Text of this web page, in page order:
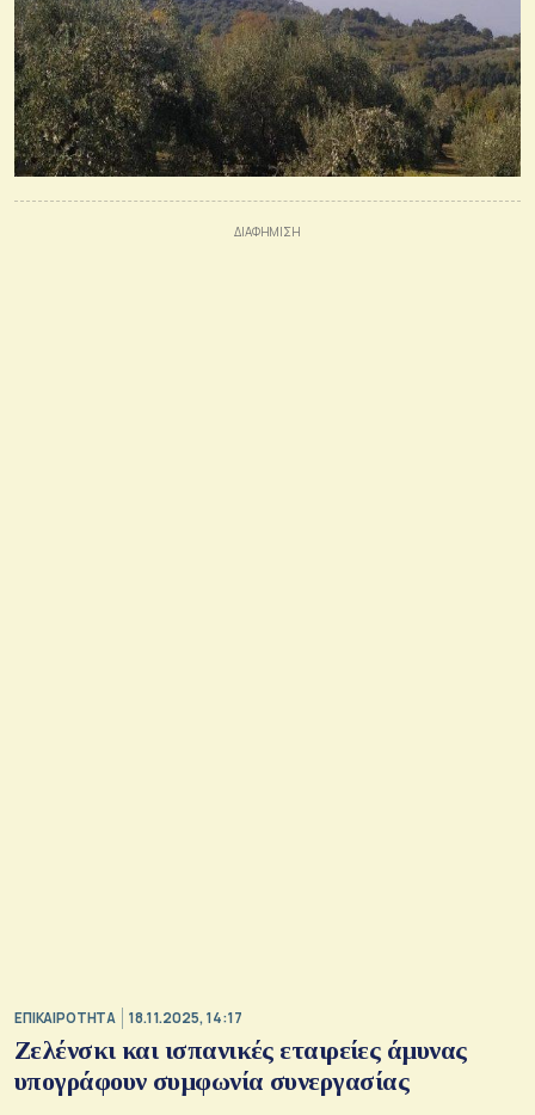
ΕΠΙΚΑΙΡΟΤΗΤΑ 18.11.2025, 14:17
Ζελένσκι και ισπανικές εταιρείες άμυνας
υπογράφουν συμφωνία συνεργασίας